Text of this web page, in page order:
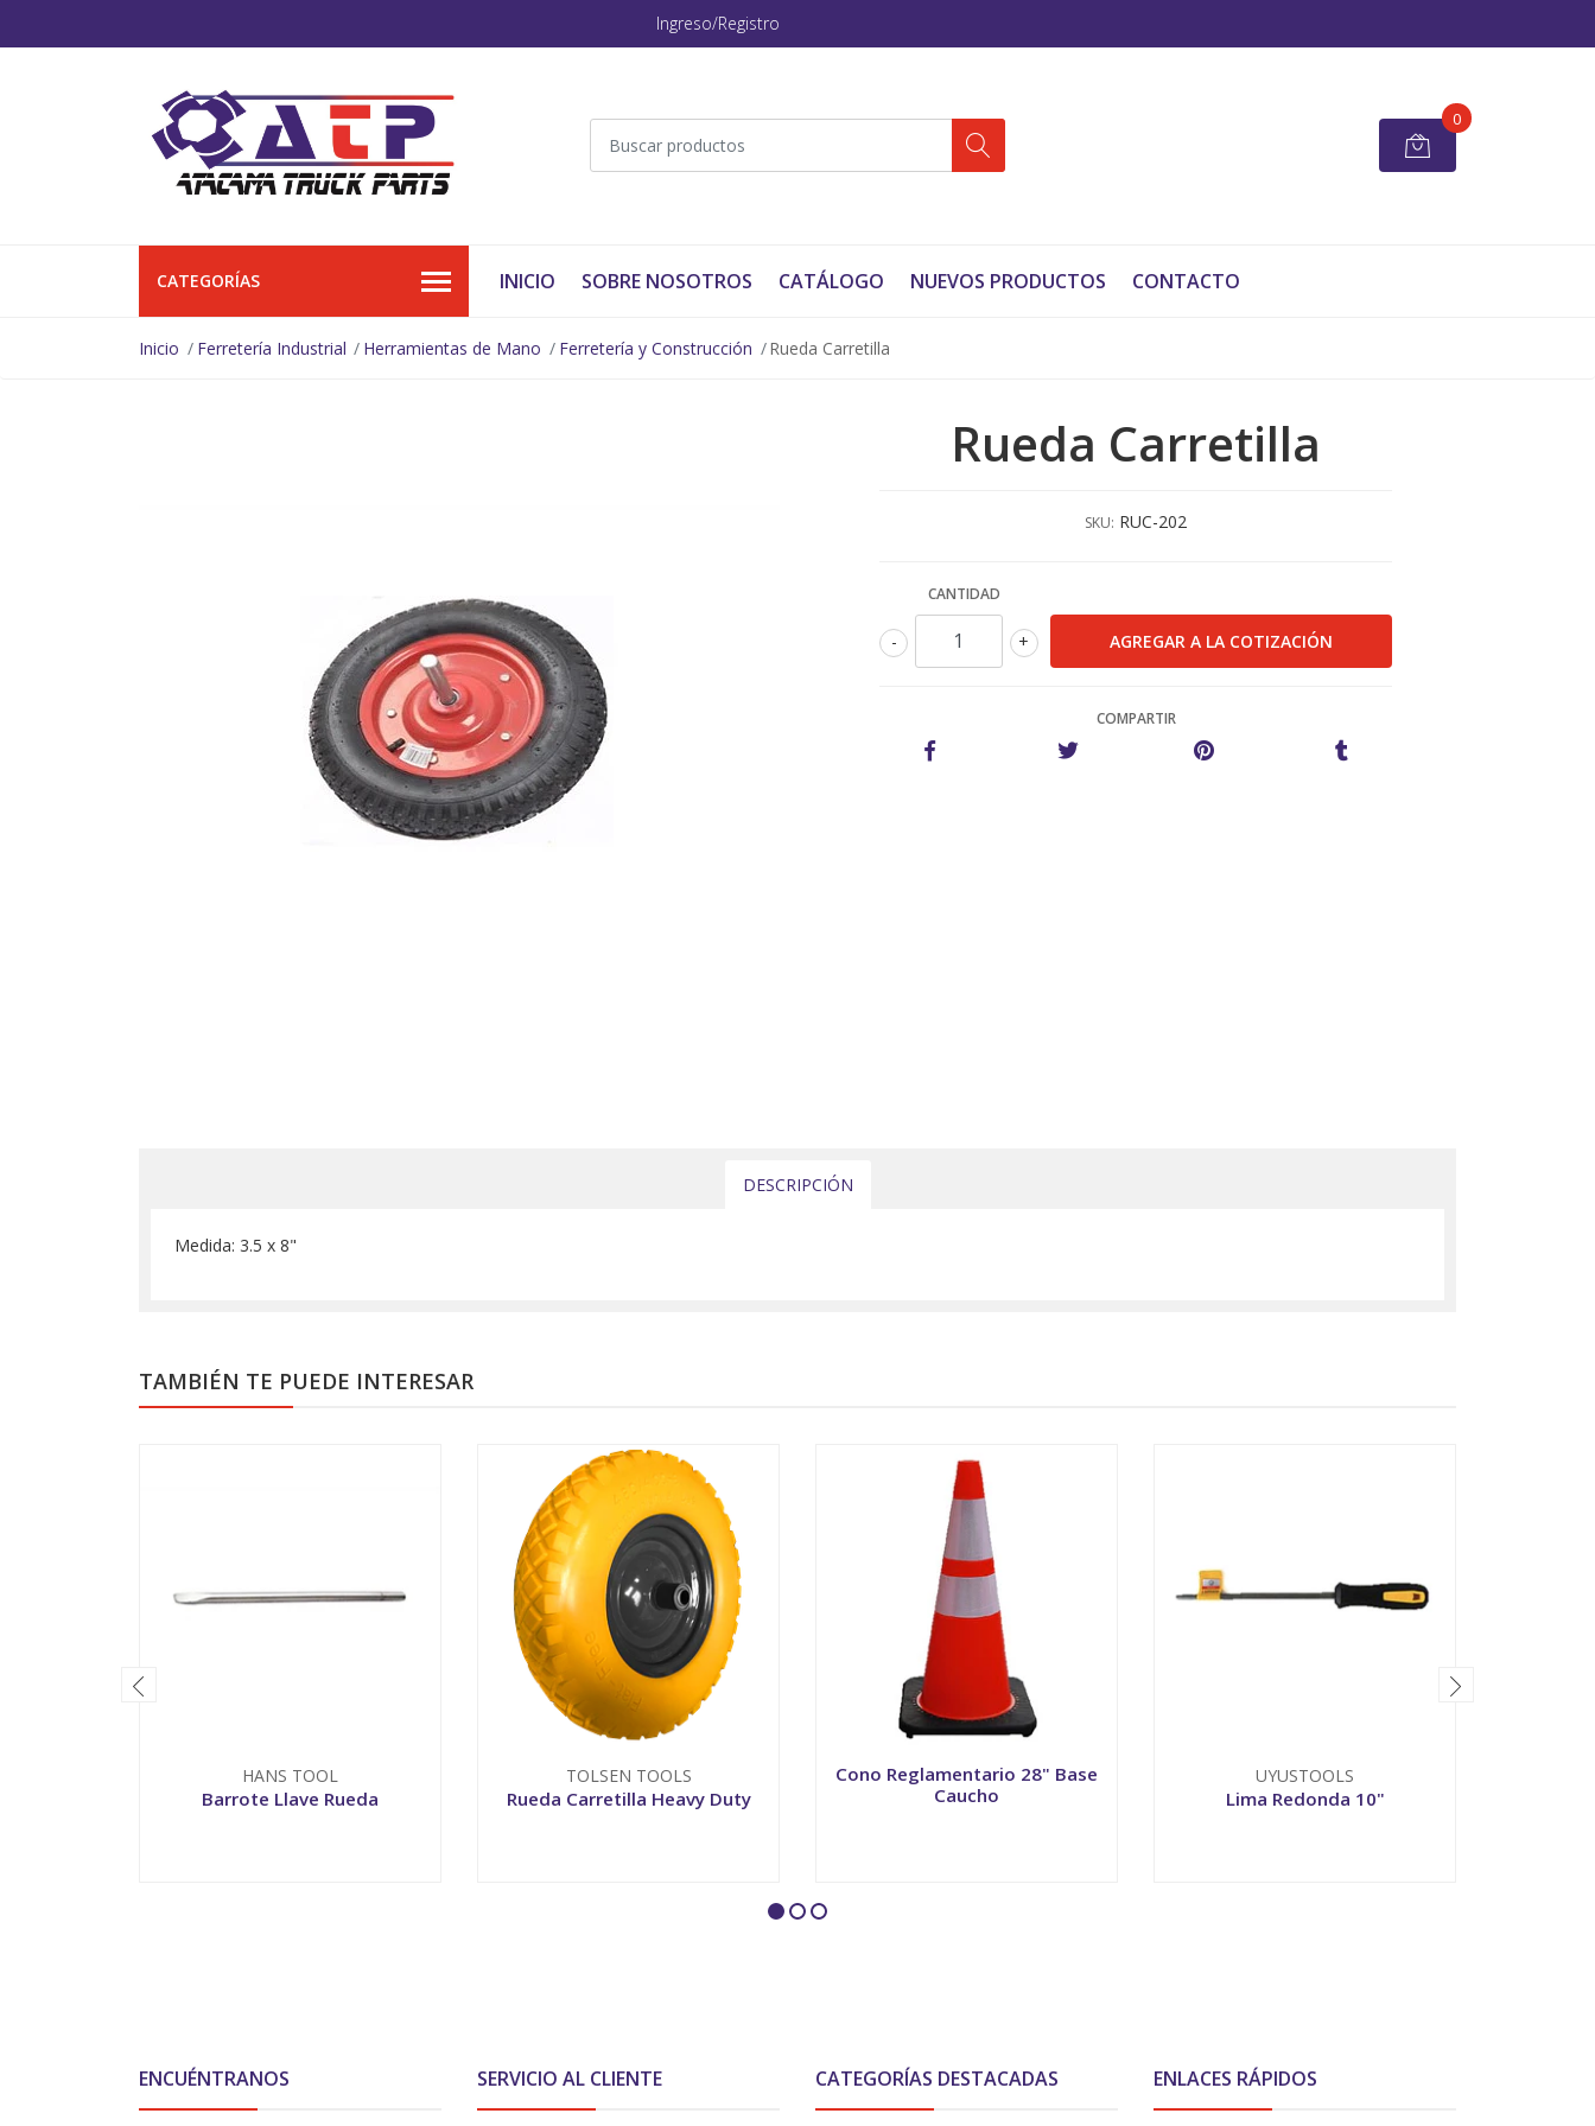
Ingreso/Registro
0
CATEGORÍAS INICIO SOBRE NOSOTROS CATÁLOGO NUEVOS PRODUCTOS CONTACTO
Inicio Ferretería Industrial Herramientas de Mano Ferretería y Construcción Rueda Carretilla
Rueda Carretilla
SKU: RUC-202
CANTIDAD
+
-
COMPARTIR
DESCRIPCIÓN
Medida: 3.5 x 8"
TAMBIÉN TE PUEDE INTERESAR
HANS TOOL
Barrote Llave Rueda
TOLSEN TOOLS
Rueda Carretilla Heavy Duty
Cono Reglamentario 28" Base
Caucho
UYUSTOOLS
Lima Redonda 10"
ENCUÉNTRANOS SERVICIO AL CLIENTE CATEGORÍAS DESTACADAS ENLACES RÁPIDOS